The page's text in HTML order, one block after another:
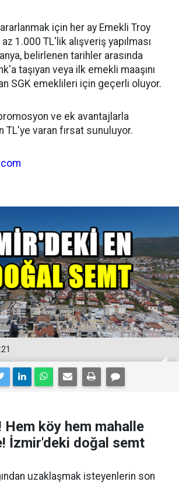
için her ay Emekli Troy
1.000 TL'lik alışveriş yapılması
belirlenen tarihler arasında
taşıyan veya ilk emekli maaşını
SGK emeklileri için geçerli oluyor.
ve ek avantajlarla
TL'ye varan fırsat sunuluyor.
Hem köy hem mahalle
İzmir'deki doğal semt
uzaklaşmak isteyenlerin son